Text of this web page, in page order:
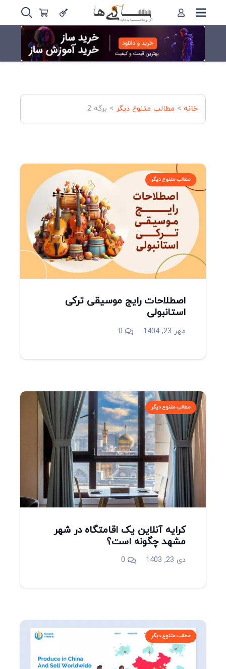
خانه > مطالب متنوع دیگر > برگه 2
مطالب متنوع دیگر
اصطلاحات رایج موسیقی ترکی
استانبولی
مهر 23, 1404 0
مطالب متنوع دیگر
کرایه آنلاین یک اقامتگاه در شهر
مشهد چگونه است؟
دی 23, 1403 0
مطالب متنوع دیگر